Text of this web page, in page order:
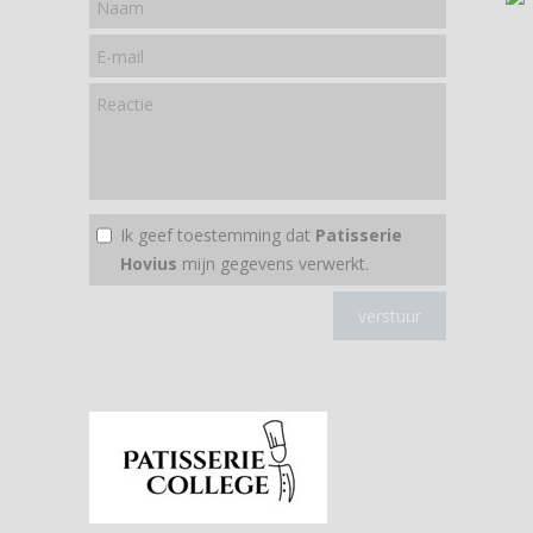
Ik geef toestemming dat Patisserie
Hovius mijn gegevens verwerkt.